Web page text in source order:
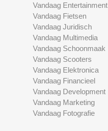
Vandaag Entertainment
Vandaag Fietsen
Vandaag Juridisch
Vandaag Multimedia
Vandaag Schoonmaak
Vandaag Scooters
Vandaag Elektronica
Vandaag Financieel
Vandaag Development
Vandaag Marketing
Vandaag Fotografie